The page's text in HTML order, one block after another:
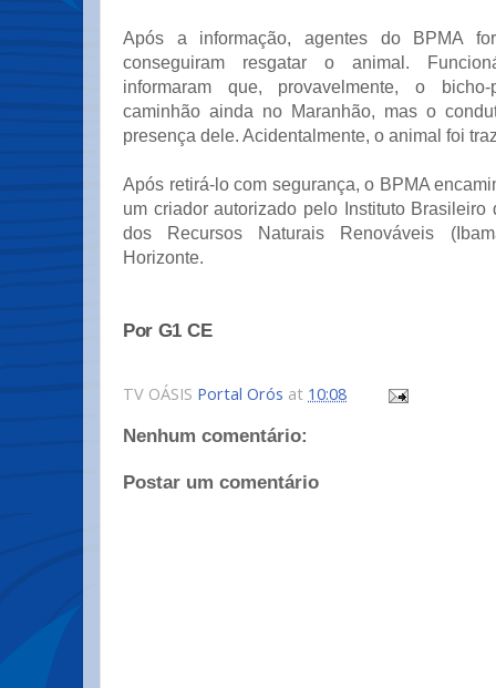
Após a informação, agentes do BPMA
conseguiram resgatar o animal.
informaram que, provavelmente, o
caminhão ainda no Maranhão, mas o
presença dele. Acidentalmente, o animal foi
Após retirá-lo com segurança, o BPMA
um criador autorizado pelo Instituto Brasileiro
dos Recursos Naturais Renováveis
Horizonte.
Por G1 CE
TV OÁSIS Portal Orós at 10:08
Nenhum comentário:
Postar um comentário